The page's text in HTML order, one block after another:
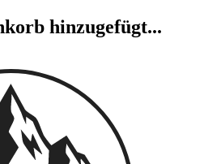
hinzugefügt...